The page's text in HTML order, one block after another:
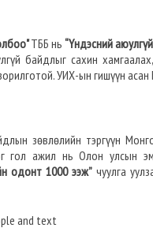
ТББ нь“Үндэсний
байдлыг сахин
УИХ-ын гишүүн
зөвлөлийн тэргүүн
гол ажил нь Олон улсын
одонт 1000 ээж” чуулга